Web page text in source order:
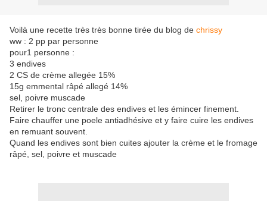
Voilà une recette très très bonne tirée du blog de chrissy
ww : 2 pp par personne
pour1 personne :
3 endives
2 CS de crème allegée 15%
15g emmental râpé allegé 14%
sel, poivre muscade
Retirer le tronc centrale des endives et les émincer finement.
Faire chauffer une poele antiadhésive et y faire cuire les endives
en remuant souvent.
Quand les endives sont bien cuites ajouter la crème et le fromage
râpé, sel, poivre et muscade